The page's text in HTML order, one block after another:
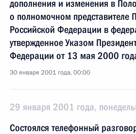
дополнения и изменения в
о полномочном представителе
Российской Федерации в
утвержденное Указом
Федерации от 13 мая 2000
30 января 2001 года, 00:00
29 января 2001 года,
Состоялся телефонный